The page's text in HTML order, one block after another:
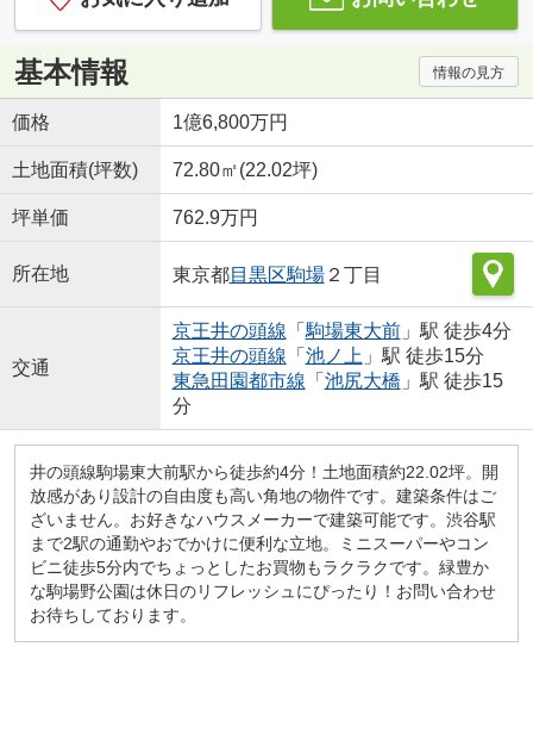
基本情報 情報の見方
価格 1億6,800万円
土地面積(坪数) 72.80㎡(22.02坪)
坪単価 762.9万円
所在地 東京都目黒区駒場２丁目
交通
京王井の頭線 「 駒場東大前」駅 徒歩4分
京王井の頭線 「 池ノ上 」駅 徒歩15分
東急田園都市線 「 池尻大橋 」駅 徒歩15
分
井の頭線駒場東大前駅から徒歩約4分！土地面積約22.02坪。開
放感があり設計の自由度も高い角地の物件です。建築条件はご
ざいません。お好きなハウスメーカーで建築可能です。渋谷駅
まで2駅の通勤やおでかけに便利な立地。ミニスーパーやコン
ビニ徒歩5分内でちょっとしたお買物もラクラクです。緑豊か
な駒場野公園は休日のリフレッシュにぴったり！お問い合わせ
お待ちしております。